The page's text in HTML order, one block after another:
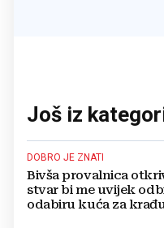
Još iz
DOBRO JE ZNATI
Bivša provalnica
stvar bi me uvijek
odabiru kuća za